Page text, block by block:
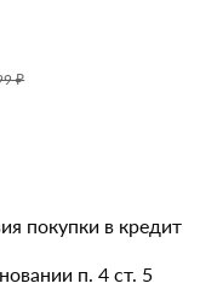
₽
покупки в кредит
п. 4 ст. 5